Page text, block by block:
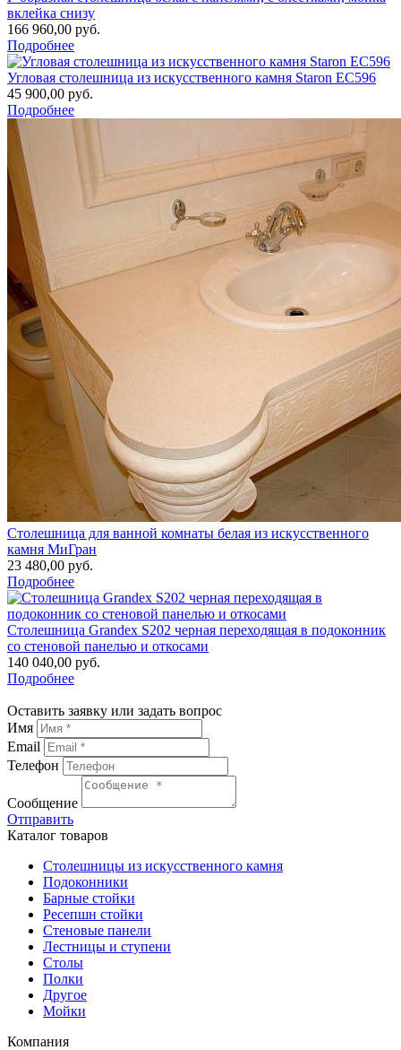
вклейка снизу
166 960,00 руб.
Подробнее
Угловая столешница из искусственного камня Staron EC596
45 900,00 руб.
Подробнее
Столешница для ванной комнаты белая из искусственного
камня МиГран
23 480,00 руб.
Подробнее
Столешница Grandex S202 черная переходящая в подоконник
со стеновой панелью и откосами
140 040,00 руб.
Подробнее
Оставить заявку или задать вопрос
Имя
Email
Телефон
Сообщение
Отправить
Каталог товаров
Столешницы из искусственного камня
Подоконники
Барные стойки
Ресепшн стойки
Стеновые панели
Лестницы и ступени
Столы
Полки
Другое
Мойки
Компания